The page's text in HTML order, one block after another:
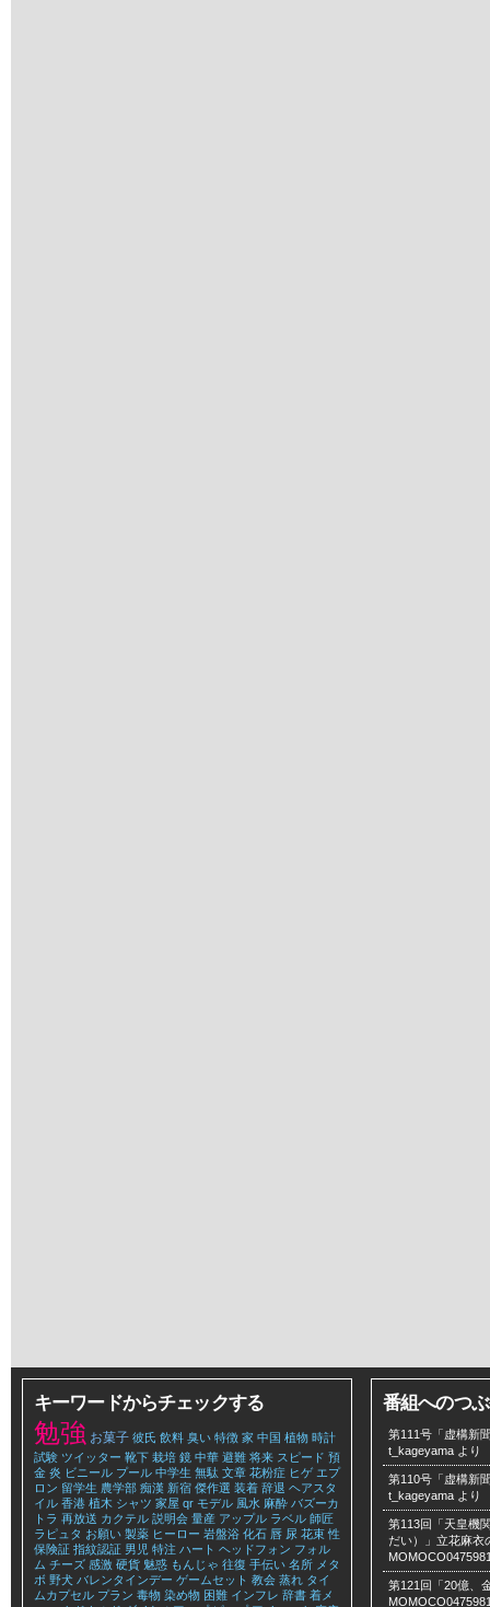
キーワードからチェックする
勉強 お菓子 彼氏 飲料 臭い 特徴 家 中国 植物 時計
試験 ツイッター 靴下 栽培 鏡 中華 避難 将来 スピード 預
金 炎 ビニール プール 中学生 無駄 文章 花粉症 ヒゲ エプ
ロン 留学生 農学部 痴漢 新宿 傑作選 装着 辞退 ヘアスタ
イル 香港 植木 シャツ 家屋 qr モデル 風水 麻酔 バズーカ
トラ 再放送 カクテル 説明会 量産 アップル ラベル 師匠
ラピュタ お願い 製薬 ヒーロー 岩盤浴 化石 唇 尿 花束 性
保険証 指紋認証 男児 特注 ハート ヘッドフォン フォル
ム チーズ 感激 硬貨 魅惑 もんじゃ 往復 手伝い 名所 メタ
ボ 野犬 バレンタインデー ゲームセット 教会 蒸れ タイ
ムカプセル プラン 毒物 染め物 困難 インフレ 辞書 着メ
番組へのつ
第111号「虚構新
t_kageyama より
第110号「虚構新
t_kageyama より
第113回「天皇機
だい）」立花麻衣
第121回「20億、